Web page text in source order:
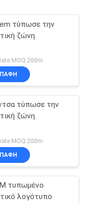
τύπωσε την
ζώνη
MOQ:200m
τύπωσε την
ζώνη
MOQ:200m
τυπωμένο
λογότυπο